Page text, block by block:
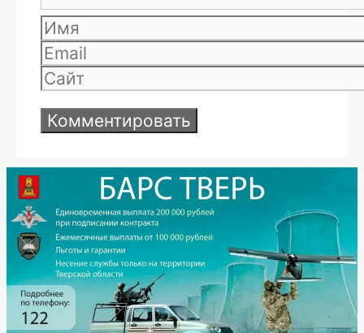
Имя
Email
Сайт